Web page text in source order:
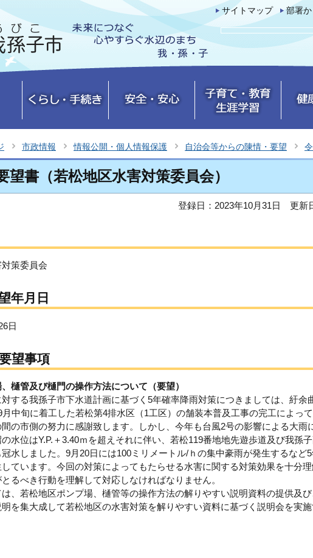
サイトマップ 部署
市政情報 情報公開・個人情報保護 自治会等からの陳情・要望
望書（若松地区水害対策委員会）
登録日：2023年10月31日 更新
策委員会
年月日
日
望事項
樋管及び樋門の操作方法について（要望）
する我孫子市下水道計画に基づく5年確率降雨対策につきましては、紆余
月中旬に着工した若松第4排水区（1工区）の舗装本普及工事の完工によっ
間の市側の努力に感謝致します。しかし、今年も台風2号の影響による大雨
水位はY.P.＋3.40ｍを超えそれに伴い、若松119番地地先遊歩道及び我孫
水しました。9月20日には100ミリメートル/ｈの集中豪雨が発生するなど5
しています。今回の対策によってもたらせる水害に関する対策効果を十分
るべき行動を理解して対応しなければなりません。
、若松地区ポンプ場、樋管等の操作方法の解りやすい説明資料の提供及
を集大成して若松地区の水害対策を解りやすい資料に基づく説明会を実